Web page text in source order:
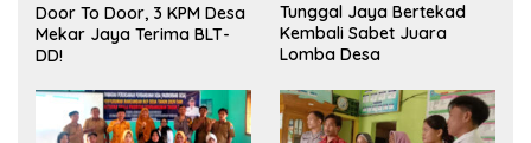
Door To Door, 3 KPM Desa
Mekar Jaya Terima BLT-
DD!
Tunggal Jaya Bertekad
Kembali Sabet Juara
Lomba Desa